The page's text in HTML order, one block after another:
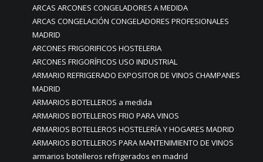
ARCAS ARCONES CONGELADORES A MEDIDA
ARCAS CONGELACIÓN CONGELADORES PROFESIONALES
MADRID
ARCONES FRIGORIFICOS HOSTELERIA
ARCONES FRIGORÍFICOS USO INDUSTRIAL
ARMARIO REFRIGERADO EXPOSITOR DE VINOS CHAMPANES
MADRID
ARMARIOS BOTELLEROS a medida
ARMARIOS BOTELLEROS FRIO PARA VINOS
ARMARIOS BOTELLEROS HOSTELERÍA Y HOGARES MADRID
ARMARIOS BOTELLEROS PARA MANTENIMIENTO DE VINOS
armarios botelleros refrigerados en madrid